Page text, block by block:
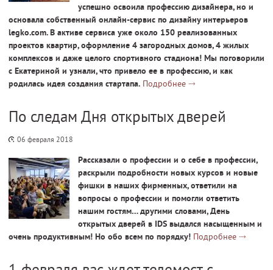
успешно освоила профессию дизайнера, но и
основала собственный онлайн-сервис по дизайну интерьеров
legko.com. В активе сервиса уже около 150 реализованных
проектов квартир, оформление 4 загородных домов, 4 жилых
комплексов и даже целого спортивного стадиона! Мы поговорили
с Екатериной и узнали, что привело ее в профессию, и как
родилась идея создания стартапа. Подробнее
По следам Дня открытых дверей
06 февраля 2018
Рассказали о профессии и о себе в профессии,
раскрыли подробности новых курсов и новые
фишки в наших фирменных, ответили на
вопросы о профессии и помогли ответить
нашим гостям… другими словами, День
открытых дверей в IDS выдался насыщенным и
очень продуктивным! Но обо всем по порядку! Подробнее